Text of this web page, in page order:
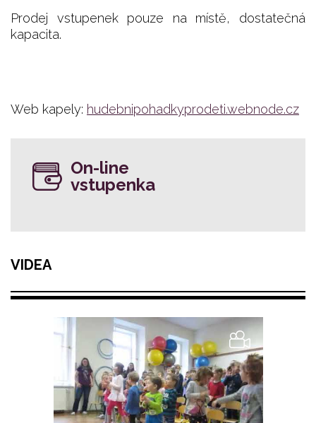
Prodej vstupenek pouze na místě, dostatečná
kapacita.
Web kapely: hudebnipohadkyprodeti.webnode.cz
On-line
vstupenka
VIDEA